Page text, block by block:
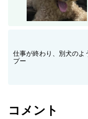
仕事が終わり、別犬のよ
プー
コメント